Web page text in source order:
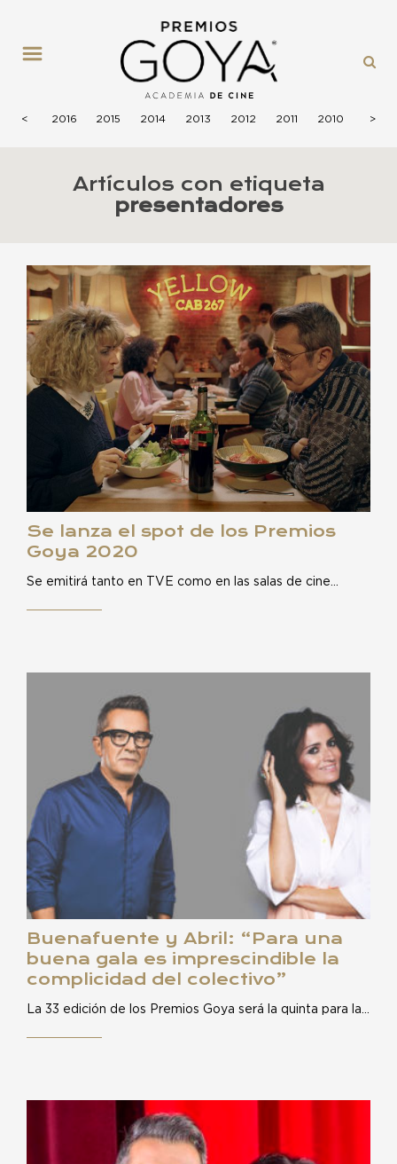
<
2017 2016 2015 2014 2013 2012 2011 2010 2009
>
Artículos con etiqueta
presentadores
Se lanza el spot de los Premios
Goya 2020
Se emitirá tanto en TVE como en las salas de cine…
Buenafuente y Abril: “Para una
buena gala es imprescindible la
complicidad del colectivo”
La 33 edición de los Premios Goya será la quinta para la…